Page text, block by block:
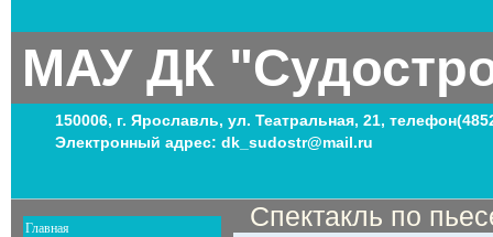
МАУ ДК
150006, г. Ярославль, ул. Театральная, 21,
Электронный адрес: dk_sudostr@mail.ru
Главная
Спектакль по